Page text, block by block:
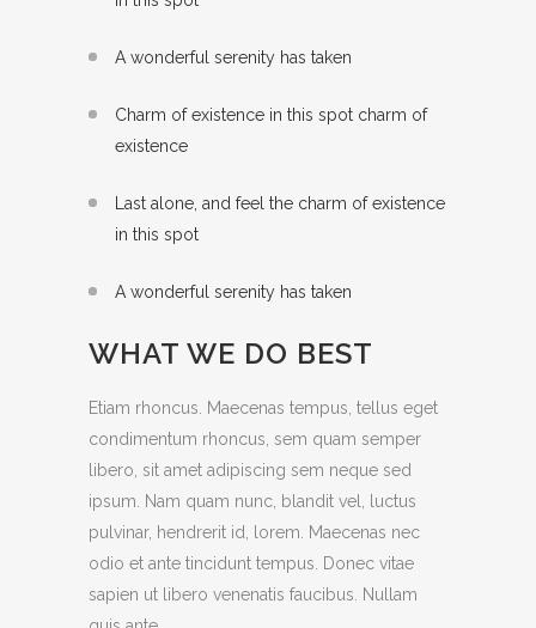
A wonderful serenity has taken
Charm of existence in this spot charm of
existence
Last alone, and feel the charm of existence
in this spot
A wonderful serenity has taken
WHAT WE DO BEST
Etiam rhoncus. Maecenas tempus, tellus eget
condimentum rhoncus, sem quam semper
libero, sit amet adipiscing sem neque sed
ipsum. Nam quam nunc, blandit vel, luctus
pulvinar, hendrerit id, lorem. Maecenas nec
odio et ante tincidunt tempus. Donec vitae
sapien ut libero venenatis faucibus. Nullam